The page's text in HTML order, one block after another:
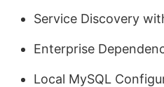
Service Discovery
Enterprise
Local MySQL